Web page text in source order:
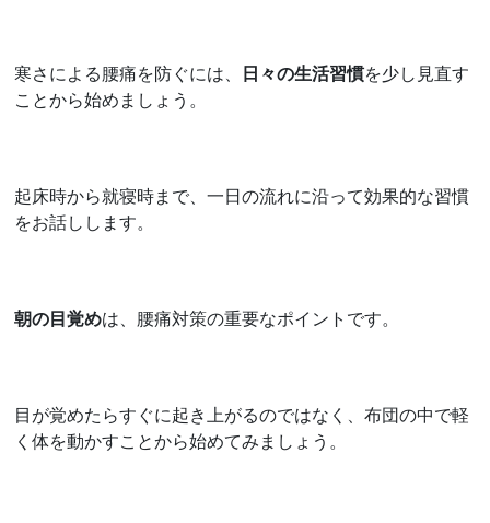
寒さによる腰痛を防ぐには、 日々の生活習慣を少し見直す
ことから始めましょう。
起床時から就寝時まで、一日の流れに沿って効果的な習慣
をお話しします。
朝の目覚めは、腰痛対策の重要なポイントです。
目が覚めたらすぐに起き上がるのではなく、布団の中で軽
く体を動かすことから始めてみましょう。